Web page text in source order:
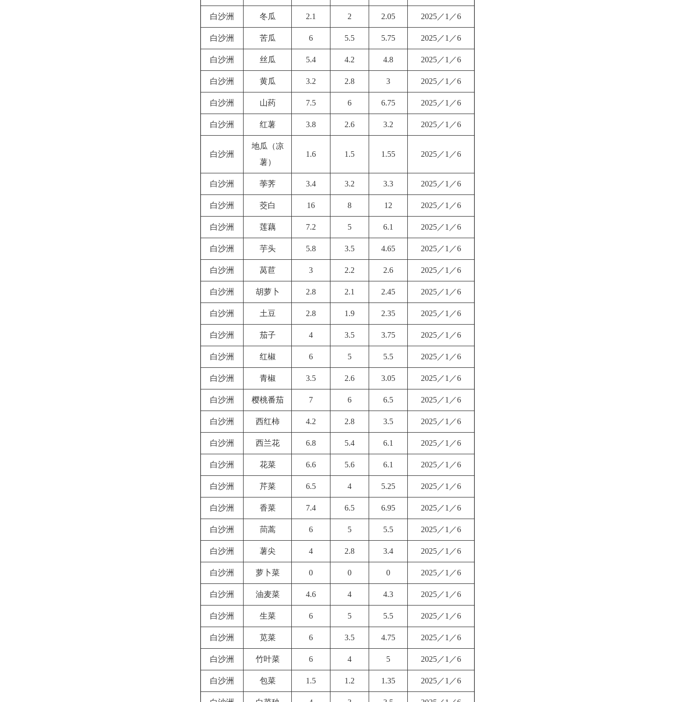
白沙洲 冬瓜 2.1 2 2.05 2025／1／6
白沙洲 苦瓜 6 5.5 5.75 2025／1／6
白沙洲 丝瓜 5.4 4.2 4.8 2025／1／6
白沙洲 黄瓜 3.2 2.8 3 2025／1／6
白沙洲 山药 7.5 6 6.75 2025／1／6
白沙洲 红薯 3.8 2.6 3.2 2025／1／6
白沙洲
地瓜（凉
薯）
1.6 1.5 1.55 2025／1／6
白沙洲 荸荠 3.4 3.2 3.3 2025／1／6
白沙洲 茭白 16 8 12 2025／1／6
白沙洲 莲藕 7.2 5 6.1 2025／1／6
白沙洲 芋头 5.8 3.5 4.65 2025／1／6
白沙洲 莴苣 3 2.2 2.6 2025／1／6
白沙洲 胡萝卜 2.8 2.1 2.45 2025／1／6
白沙洲 土豆 2.8 1.9 2.35 2025／1／6
白沙洲 茄子 4 3.5 3.75 2025／1／6
白沙洲 红椒 6 5 5.5 2025／1／6
白沙洲 青椒 3.5 2.6 3.05 2025／1／6
白沙洲 樱桃番茄 7 6 6.5 2025／1／6
白沙洲 西红柿 4.2 2.8 3.5 2025／1／6
白沙洲 西兰花 6.8 5.4 6.1 2025／1／6
白沙洲 花菜 6.6 5.6 6.1 2025／1／6
白沙洲 芹菜 6.5 4 5.25 2025／1／6
白沙洲 香菜 7.4 6.5 6.95 2025／1／6
白沙洲 茼蒿 6 5 5.5 2025／1／6
白沙洲 薯尖 4 2.8 3.4 2025／1／6
白沙洲 萝卜菜 0 0 0 2025／1／6
白沙洲 油麦菜 4.6 4 4.3 2025／1／6
白沙洲 生菜 6 5 5.5 2025／1／6
白沙洲 苋菜 6 3.5 4.75 2025／1／6
白沙洲 竹叶菜 6 4 5 2025／1／6
白沙洲 包菜 1.5 1.2 1.35 2025／1／6